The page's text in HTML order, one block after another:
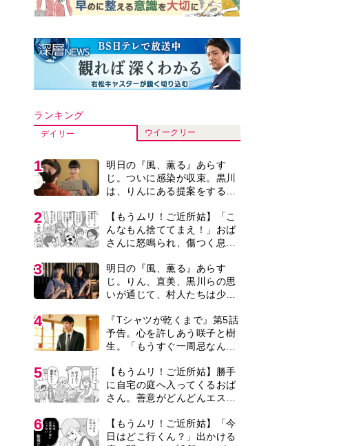
ランキング
デイリー ウイークリー
1
明日の『風、薫る』あらす
じ。ついに感染が収束。黒川
は、りんにある提案をする＜
2
【もうムリ！ご近所姑】「こ
んなもん捨ててまえ！」おば
さんに怒鳴られ、傷つく息
【第3話】
3
明日の『風、薫る』あらす
じ。りん、直美、黒川らの思
いが通じて、村人たちは少し
バレあり＞
4
『Tシャツが乾くまで』第5話
予告。心を許しあう咲子と樹
生。「もうすぐ一周忌なんで
レあり＞
5
【もうムリ！ご近所姑】勝手
に自宅の庭へ入ってくるおば
さん。善意がどんどんエスカ
6
【もうムリ！ご近所姑】「今
日はどこ行くん？」出かける